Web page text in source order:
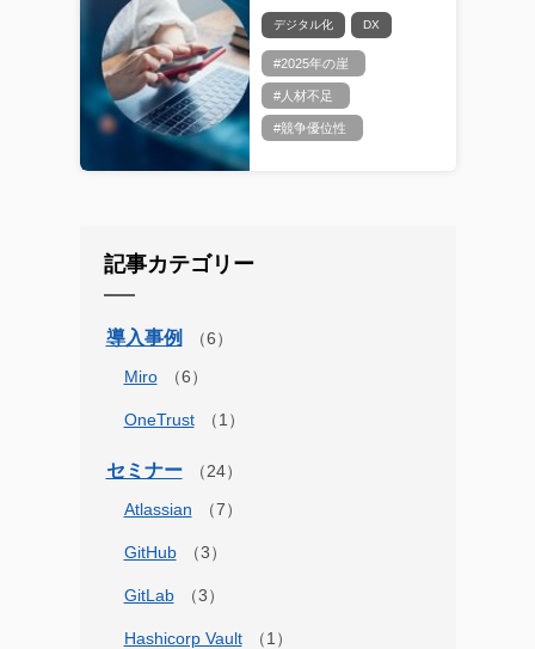
デジタル化 DX
#2025年の崖
#人材不足
#競争優位性
記事カテゴリー
導入事例
Miro
OneTrust
セミナー
Atlassian
GitHub
GitLab
Hashicorp Vault